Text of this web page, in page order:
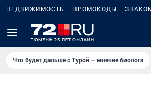
НЕДВИЖИМОСТЬ ПРОМОКОДЫ
Что будет дальше с Турой — мнение биолога